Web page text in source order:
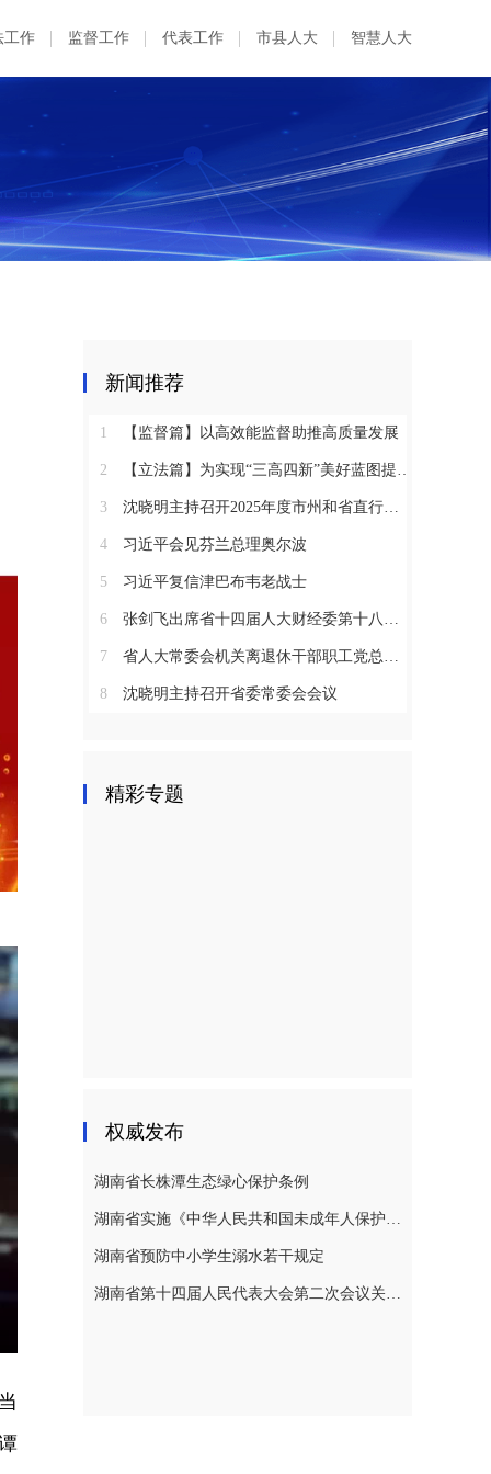
工作 监督工作 代表工作 市县人大 智慧人大
新闻推荐
1 【监督篇】以高效能监督助推高质量发展
2 【立法篇】为实现“三高四新”美好蓝图提供坚实法治保障
3 沈晓明主持召开2025年度市州和省直行业系统党（工）委书记抓基层党建工作述职评议会议
4 习近平会见芬兰总理奥尔波
5 习近平复信津巴布韦老战士
6 张剑飞出席省十四届人大财经委第十八次全体会议
7 省人大常委会机关离退休干部职工党总支召开2025年度总结表彰大会
8 沈晓明主持召开省委常委会会议
精彩专题
权威发布
湖南省长株潭生态绿心保护条例
湖南省实施《中华人民共和国未成年人保护法》若干规定
湖南省预防中小学生溺水若干规定
湖南省第十四届人民代表大会第二次会议关于湖南省人民代表大会常务委员会工作报告的决议